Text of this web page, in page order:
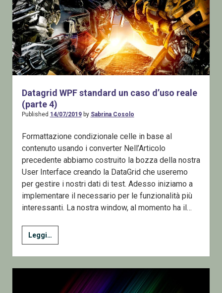
Datagrid WPF standard un caso d’uso reale
(parte 4)
Published 14/07/2019by Sabrina Cosolo
Formattazione condizionale celle in base al
contenuto usando i converter Nell’Articolo
precedente abbiamo costruito la bozza della nostra
User Interface creando la DataGrid che useremo
per gestire i nostri dati di test. Adesso iniziamo a
implementare il necessario per le funzionalità più
interessanti. La nostra window, al momento ha il…
Leggi…Datagrid
WPF
standard
un
caso